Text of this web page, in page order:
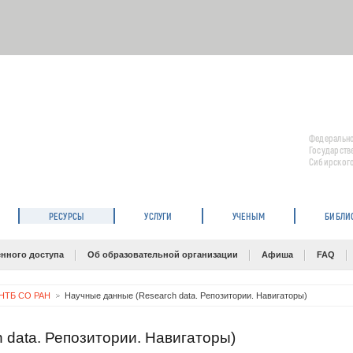
РЕСУРСЫ УСЛУГИ УЧЕНЫМ
доступа Об образовательной организации Афиша FAQ
СО РАН Научные данные (Research data. Репозитории. Навигаторы)
Репозитории. Навигаторы)